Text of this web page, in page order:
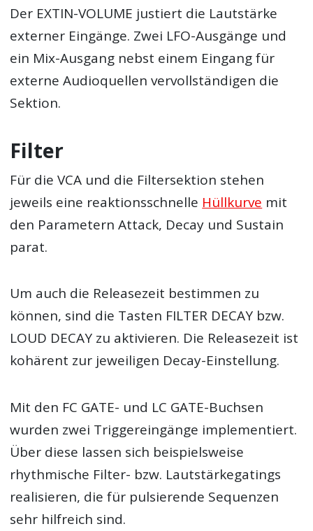
Der EXTIN-VOLUME justiert die Lautstärke
externer Eingänge. Zwei LFO-Ausgänge und
ein Mix-Ausgang nebst einem Eingang für
externe Audioquellen vervollständigen die
Sektion.
Filter
Für die VCA und die Filtersektion stehen
jeweils eine reaktionsschnelle Hüllkurve mit
den Parametern Attack, Decay und Sustain
parat.
Um auch die Releasezeit bestimmen zu
können, sind die Tasten FILTER DECAY bzw.
LOUD DECAY zu aktivieren. Die Releasezeit ist
kohärent zur jeweiligen Decay-Einstellung.
Mit den FC GATE- und LC GATE-Buchsen
wurden zwei Triggereingänge implementiert.
Über diese lassen sich beispielsweise
rhythmische Filter- bzw. Lautstärkegatings
realisieren, die für pulsierende Sequenzen
sehr hilfreich sind.